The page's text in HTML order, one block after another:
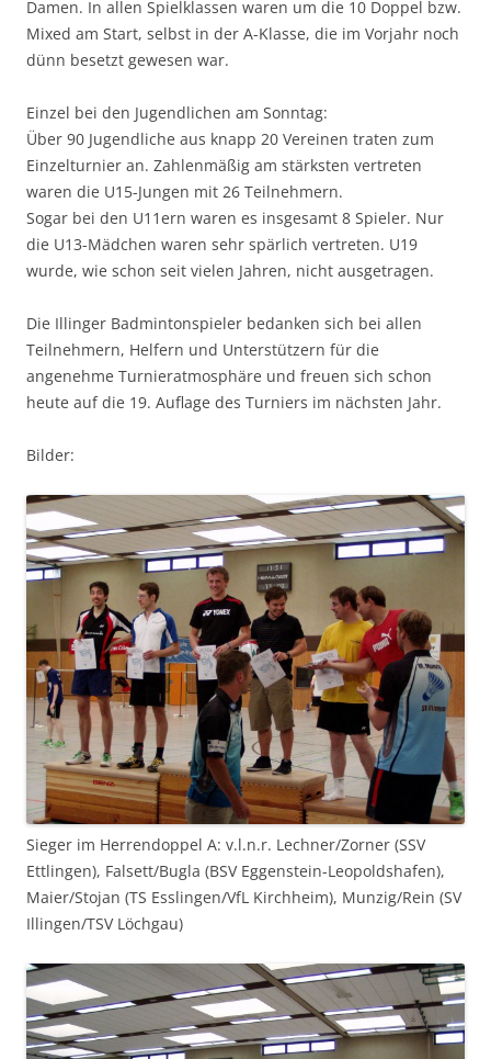
Damen. In allen Spielklassen waren um die 10 Doppel bzw.
Mixed am Start, selbst in der A-Klasse, die im Vorjahr noch
dünn besetzt gewesen war.
Einzel bei den Jugendlichen am Sonntag:
Über 90 Jugendliche aus knapp 20 Vereinen traten zum
Einzelturnier an. Zahlenmäßig am stärksten vertreten
waren die U15-Jungen mit 26 Teilnehmern.
Sogar bei den U11ern waren es insgesamt 8 Spieler. Nur
die U13-Mädchen waren sehr spärlich vertreten. U19
wurde, wie schon seit vielen Jahren, nicht ausgetragen.
Die Illinger Badmintonspieler bedanken sich bei allen
Teilnehmern, Helfern und Unterstützern für die
angenehme Turnieratmosphäre und freuen sich schon
heute auf die 19. Auflage des Turniers im nächsten Jahr.
Bilder:
Sieger im Herrendoppel A: v.l.n.r. Lechner/Zorner (SSV
Ettlingen), Falsett/Bugla (BSV Eggenstein-Leopoldshafen),
Maier/Stojan (TS Esslingen/VfL Kirchheim), Munzig/Rein (SV
Illingen/TSV Löchgau)